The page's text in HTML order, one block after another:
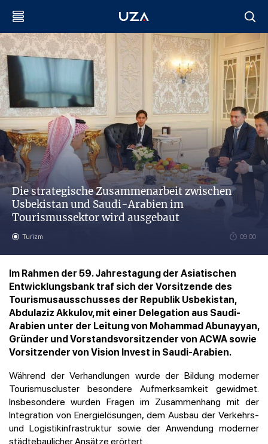
Die strategische Zusammenarbeit zwischen
Usbekistan und Saudi-Arabien im
Tourismussektor wird ausgebaut
Turizm 09:00
Im Rahmen der 59. Jahrestagung der Asiatischen
Entwicklungsbank traf sich der Vorsitzende des
Tourismusausschusses der Republik Usbekistan,
Abdulaziz Akkulov, mit einer Delegation aus Saudi-
Arabien unter der Leitung von Mohammad Abunayyan,
Gründer und Vorstandsvorsitzender von ACWA sowie
Vorsitzender von Vision Invest in Saudi-Arabien.
Während der Verhandlungen wurde der Bildung moderner
Tourismuscluster besondere Aufmerksamkeit gewidmet.
Insbesondere wurden Fragen im Zusammenhang mit der
Integration von Energielösungen, dem Ausbau der Verkehrs-
und Logistikinfrastruktur sowie der Anwendung moderner
städtebaulicher Ansätze erörtert.